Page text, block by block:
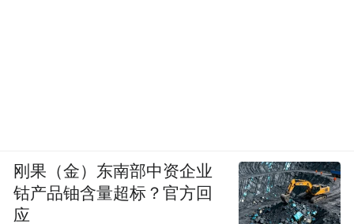
刚果（金）东南部中资企业
钴产品铀含量超标？官方回
应